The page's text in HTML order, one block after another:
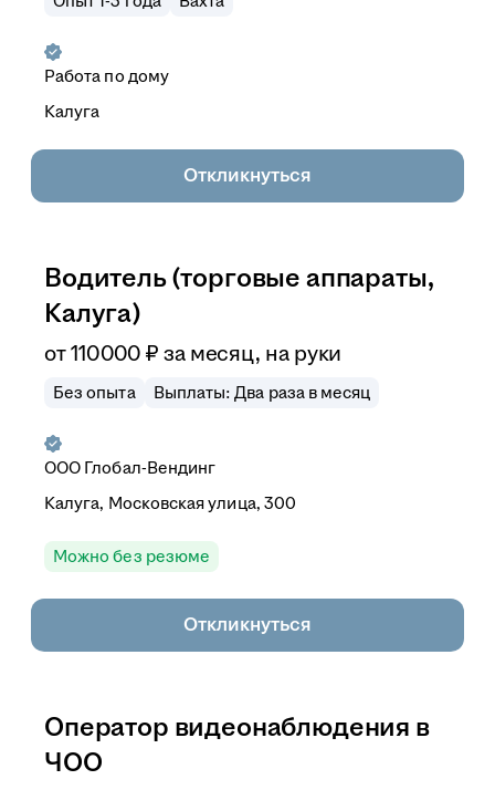
Работа по дому
Калуга
Откликнуться
Водитель (торговые аппараты,
Калуга)
от110 000 ₽ за месяц, на руки
Без опыта Выплаты: Два раза в месяц
ООО Глобал-Вендинг
Калуга, Московская улица, 300
Можно без резюме
Откликнуться
Оператор видеонаблюдения в
ЧОО